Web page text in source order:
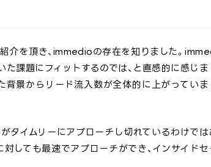
を頂き、immedioの存在を知りました。
課題にフィットするのでは、と直感的に感じま
背景からリード流入数が全体的に上がっていま
タイムリーにアプローチし切れているわけでは
しても最速でアプローチができ、インサイドセ